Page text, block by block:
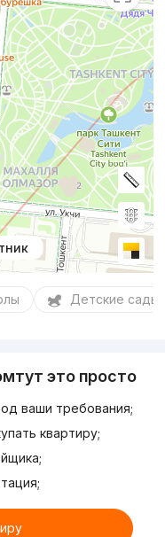
Детские сады
это просто
ваши требования;
квартиру;